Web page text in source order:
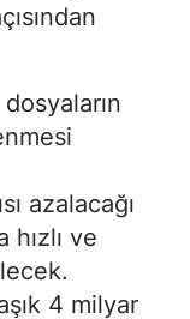
azalacağı
ve
4 milyar